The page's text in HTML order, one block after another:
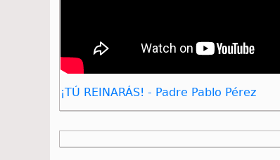
¡TÚ REINARÁS! - Padre Pablo Pérez